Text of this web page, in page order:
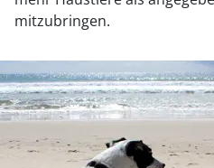
mitzubringen.